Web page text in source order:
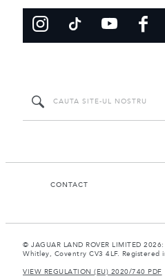
CONTACT
© JAGUAR LAND ROVER LIMITED
Whitley, Coventry CV3 4LF. Registered
VIEW REGULATION (EU) 2020/740 PDF